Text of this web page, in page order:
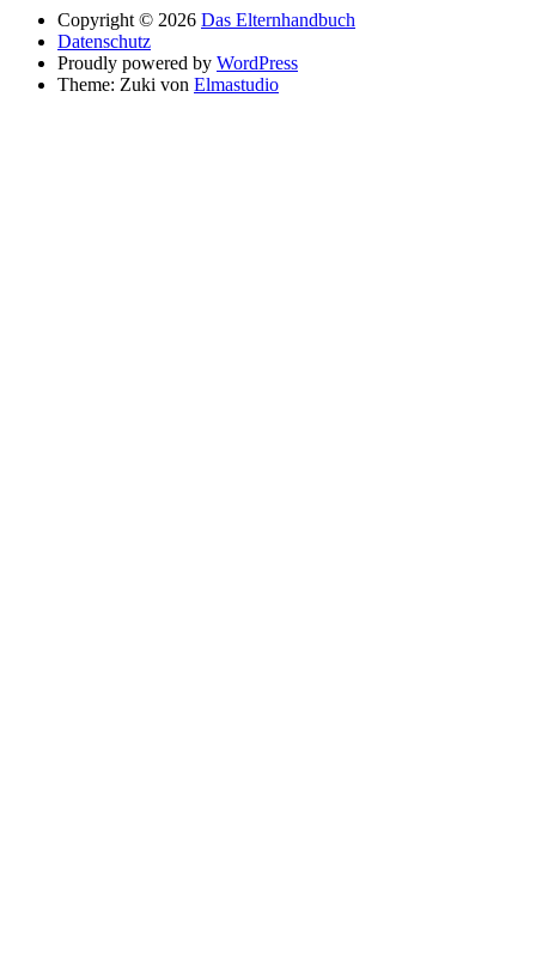
Copyright © 2026 Das Elternhandbuch
Datenschutz
Proudly powered by WordPress
Theme: Zuki von Elmastudio